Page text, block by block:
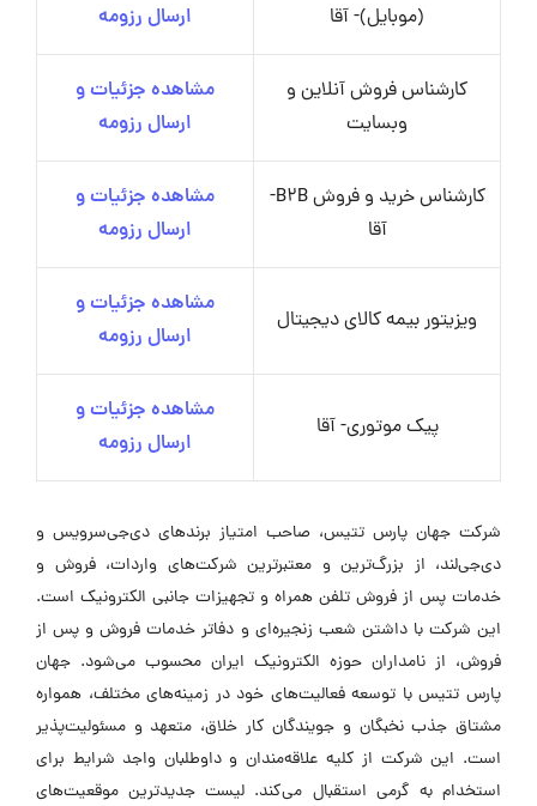
(موبایل)- آقا
ارسال رزومه
کارشناس فروش آنلاین و
وبسایت
مشاهده جزئیات و
ارسال رزومه
کارشناس خرید و فروش B2B-
آقا
مشاهده جزئیات و
ارسال رزومه
ویزیتور بیمه کالای دیجیتال
مشاهده جزئیات و
ارسال رزومه
پیک موتوری- آقا
مشاهده جزئیات و
ارسال رزومه
شرکت جهان پارس تتیس، صاحب امتیاز برندهای دی‌جی‌سرویس و
دی‌جی‌لند، از بزرگ‌ترین و معتبرترین شرکت‌های واردات، فروش و
خدمات پس از فروش تلفن همراه و تجهیزات جانبی الکترونیک است.
این شرکت با داشتن شعب زنجیره‌ای و دفاتر خدمات فروش و پس از
فروش، از نامداران حوزه الکترونیک ایران محسوب می‌شود. جهان
پارس تتیس با توسعه فعالیت‌های خود در زمینه‌های مختلف، همواره
مشتاق جذب نخبگان و جویندگان کار خلاق، متعهد و مسئولیت‌پذیر
است. این شرکت از کلیه علاقه‌مندان و داوطلبان واجد شرایط برای
استخدام به گرمی استقبال می‌کند. لیست جدیدترین موقعیت‌های